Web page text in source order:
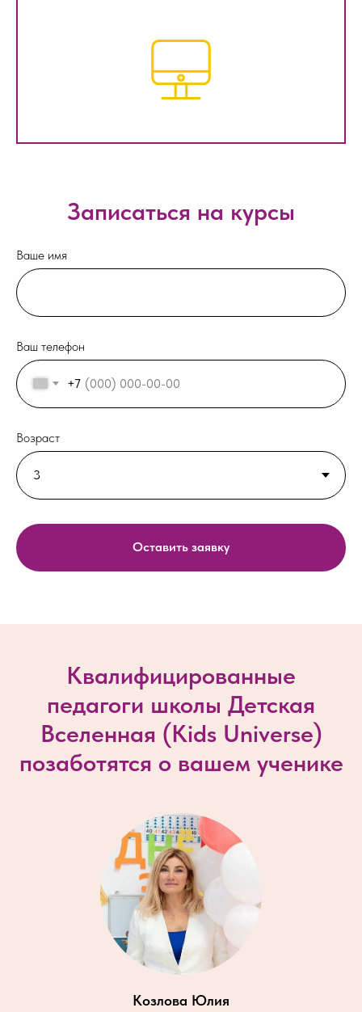
Записаться на курсы
Ваше имя
Ваш телефон
+7
Возраст
Оставить заявку
Квалифицированные
педагоги школы Детская
Вселенная (Kids Universe)
позаботятся о вашем ученике
Козлова Юлия